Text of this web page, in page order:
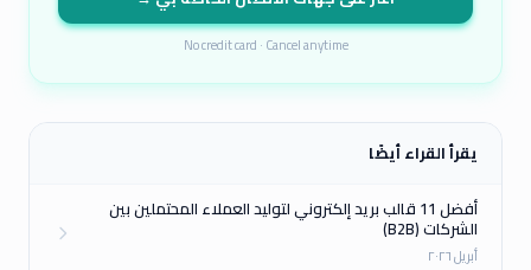
No credit card · Cancel anytime
يقرأ القراء أيضًا
أفضل 11 قالب بريد إلكتروني لتوليد العملاء المحتملين بين
الشركات (B2B)
أبريل ٢٠٢٦